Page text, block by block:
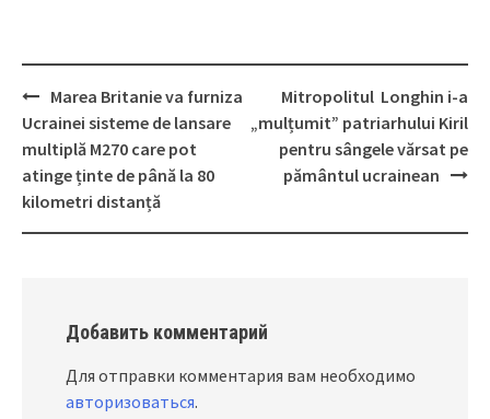
Post
navigation
Marea Britanie va furniza
Ucrainei sisteme de lansare
multiplă M270 care pot
atinge ținte de până la 80
kilometri distanță
Mitropolitul Longhin i-a
„mulțumit” patriarhului Kiril
pentru sângele vărsat pe
pământul ucrainean
Добавить комментарий
Для отправки комментария вам необходимо
авторизоваться.